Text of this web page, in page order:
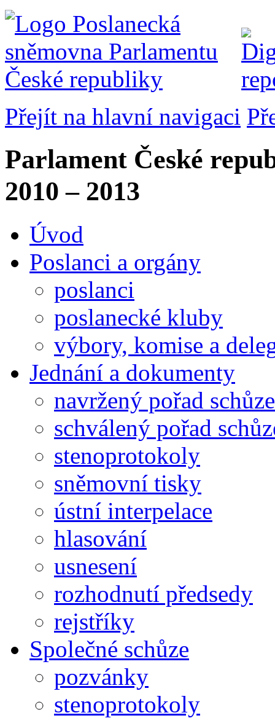
Přejít na hlavní navigaci
Parlament České
2010 – 2013
Úvod
Poslanci a orgány
poslanci
poslanecké kluby
výbory, komise a
Jednání a dokumenty
navržený pořad schůze
schválený pořad
stenoprotokoly
sněmovní tisky
ústní interpelace
hlasování
usnesení
rozhodnutí předsedy
rejstříky
Společné schůze
pozvánky
stenoprotokoly